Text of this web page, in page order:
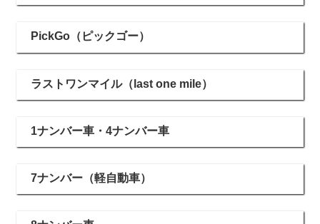
PickGo（ピックゴー）
ラストワンマイル（last one mile）
1ナンバー車・4ナンバー車
7ナンバー（軽自動車）